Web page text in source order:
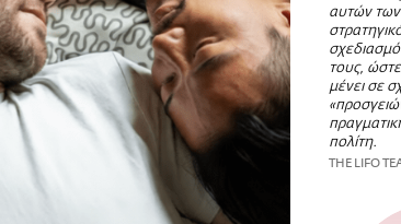
αυτών των
τους,
μένει σε
πολίτη.
THE LIFO